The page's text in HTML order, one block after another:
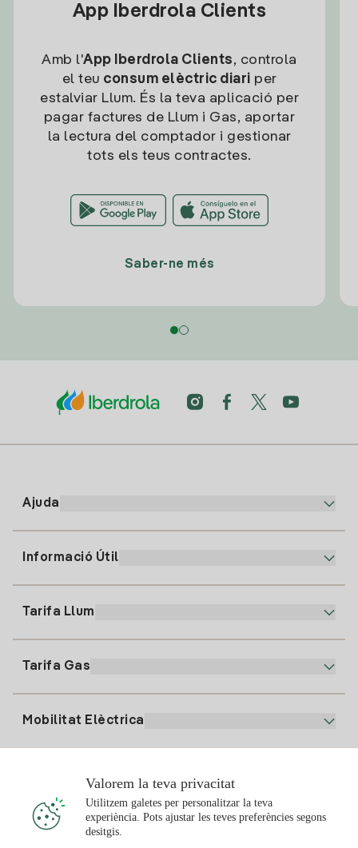
App Iberdrola Clients
Amb l'App Iberdrola Clients, controla
el teu consum elèctric diari per
estalviar Llum. És la teva aplicació per
pagar factures de Llum i Gas, aportar
la lectura del comptador i gestionar
tots els teus contractes.
Saber-ne més
Ajuda
91 919 52 73
clientes@tuiberdrola.es
Informació Útil
Alta Gas
Tarifa Llum
Tarifa Gas
Mobilitat Elèctrica
Punts de Recàrrega
T'interessa
Valorem la teva privacitat
Utilitzem galetes per personalitzar la teva
experiència. Pots ajustar les teves preferències segons
desitgis.